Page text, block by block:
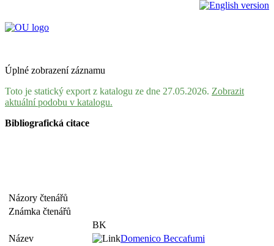
Úplné zobrazení záznamu
Toto je statický export z katalogu ze dne 27.05.2026. Zobrazit
aktuální podobu v katalogu.
Bibliografická citace
Názory čtenářů
Známka čtenářů
BK
Název
Domenico Beccafumi